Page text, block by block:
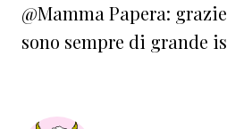
@Mamma Papera:
sono sempre di grande